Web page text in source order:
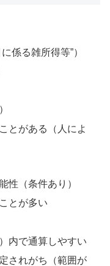
係る雑所得等”）
とがある（人によ
性（条件あり）
とが多い
内で通算しやすい
されがち（範囲が